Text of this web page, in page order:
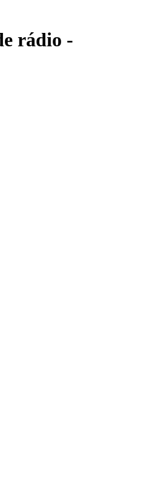
rádio -